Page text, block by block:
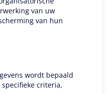
van uw
van hun
wordt bepaald
criteria,